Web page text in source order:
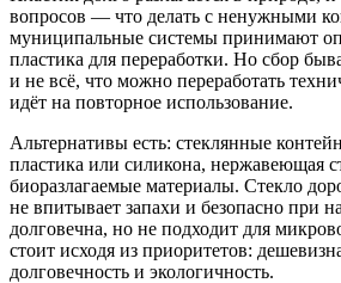
вопросов — что делать с ненужными
муниципальные системы принимают
пластика для переработки. Но сбор
и не всё, что можно переработать
идёт на повторное использование.
Альтернативы есть: стеклянные
пластика или силикона, нержавеющая
биоразлагаемые материалы. Стекло
не впитывает запахи и безопасно при
долговечна, но не подходит для
стоит исходя из приоритетов:
долговечность и экологичность.